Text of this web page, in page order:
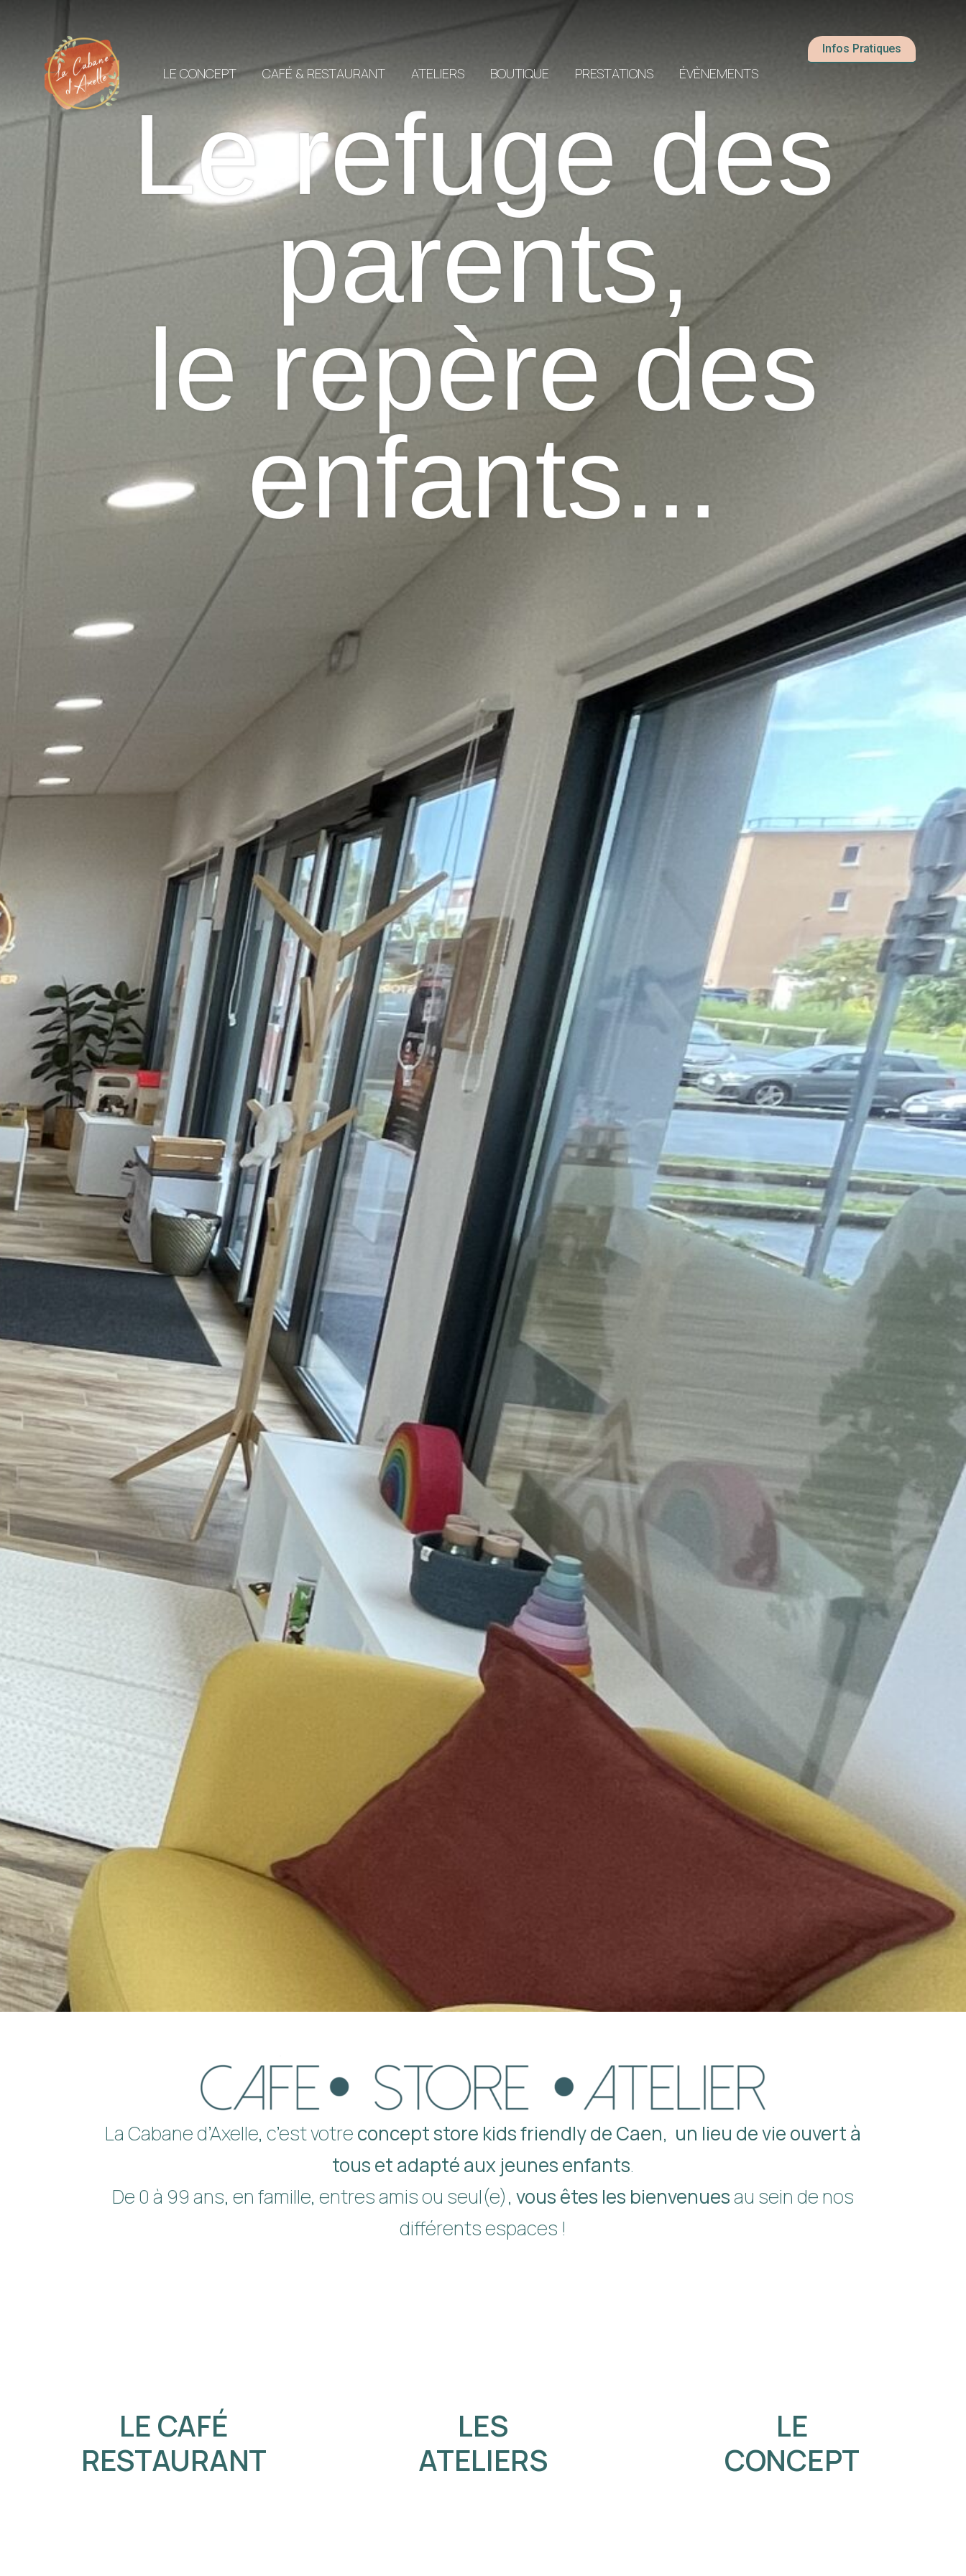
LE CONCEPT CAFÉ & RESTAURANT ATELIERS BOUTIQUE PRESTATIONS ÉVÈNEMENTS
Infos Pratiques
Le refuge des
parents,
le repère des
enfants...
La Cabane d’Axelle, c’est votreconcept store kids friendly de Caen, un lieu de vie ouvert à
tous et adapté aux jeunes enfants.
De 0 à 99 ans, en famille, entres amis ou seul(e), vous êtes les bienvenuesau sein de nos
différents espaces !
LE CAFÉ
RESTAURANT
LES
ATELIERS
LE
CONCEPT